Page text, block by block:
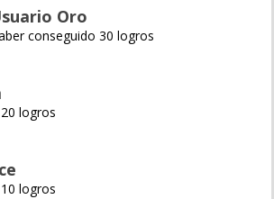
Oro
conseguido 30 logros
logros
logros